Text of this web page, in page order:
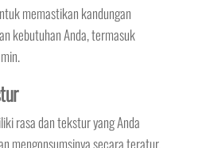
memastikan kandungan
kebutuhan Anda, termasuk
rasa dan tekstur yang Anda
mengonsumsinya secara teratur.